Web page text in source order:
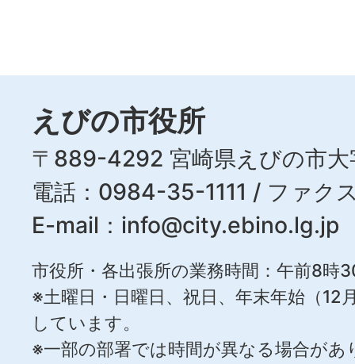
えびの市役所
〒889-4292 宮崎県えびの市大
電話：0984-35-1111 / ファ
E-mail： info@city.ebino.lg.jp
市役所・各出張所の業務時間：午前8時
※土曜日・日曜日、祝日、年末年始（12
しています。
※一部の部署では時間が異なる場合が